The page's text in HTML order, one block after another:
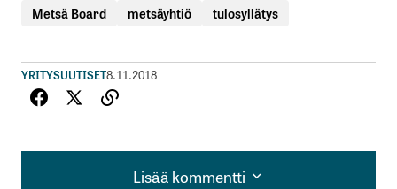
Metsä Board metsäyhtiö tulosyllätys
YRITYSUUTISET8.11.2018
Lisää kommentti